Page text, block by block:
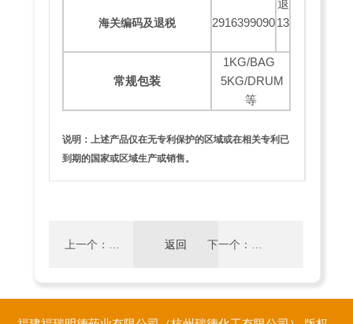
海关编码及退税 2916399090
退
13
常规包装
1KG/BAG
5KG/DRUM
等
说明：上述产品仅在无专利保护的区域或在相关专利已
到期的国家或区域生产或销售。
上一个： 返回 下一个：